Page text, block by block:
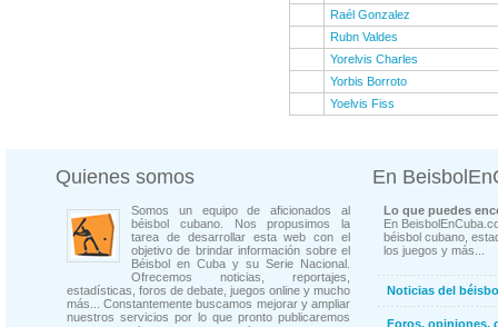
Raél Gonzalez
Rubn Valdes
Yorelvis Charles
Yorbis Borroto
Yoelvis Fiss
Quienes somos
Somos un equipo de aficionados al
béisbol cubano. Nos propusimos la
tarea de desarrollar esta web con el
objetivo de brindar información sobre el
Béisbol en Cuba y su Serie Nacional.
Ofrecemos noticias, reportajes,
estadísticas, foros de debate, juegos online y mucho
más... Constantemente buscamos mejorar y ampliar
nuestros servicios por lo que pronto publicaremos
En
Lo que puedes
En
béisbol cubano,
los juegos y más...
Noticias del
Foros, opiniones,